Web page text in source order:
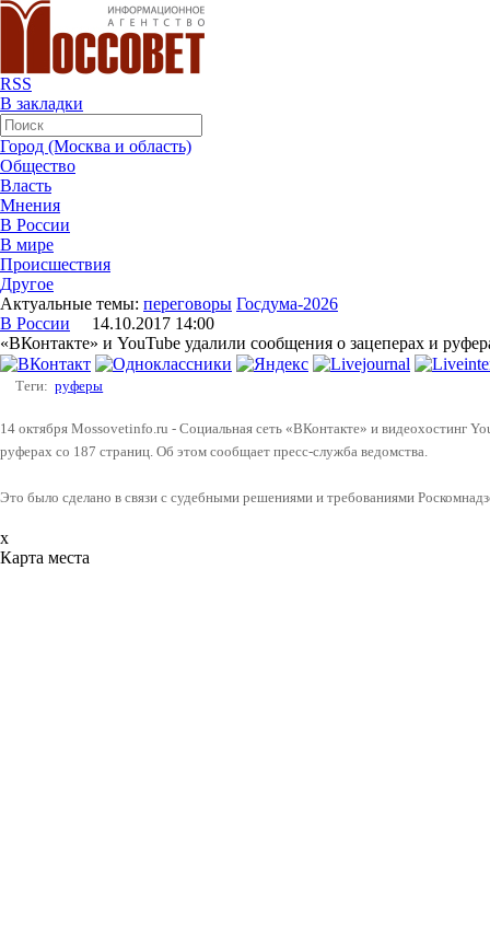
RSS
В закладки
Город (Москва и область)
Общество
Власть
Мнения
В России
В мире
Происшествия
Другое
Актуальные темы: переговоры Госдума-2026
В России 14.10.2017 14:00
«ВКонтакте» и YouTube удалили сообщения о зацеперах и
Теги: руферы
14 октября Mossovetinfo.ru - Социальная сеть «ВКонтакте» и видеохостинг
руферах со 187 страниц. Об этом сообщает пресс-служба ведомства.
Это было сделано в связи с судебными решениями и требованиями
x
Карта места